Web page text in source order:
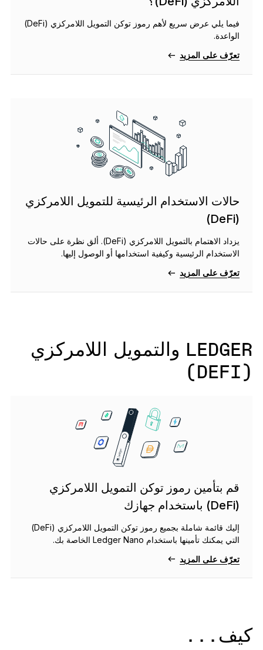
فيما يلي عرض سريع لأهم رموز توكن التمويل اللامركزي (DeFi)
الواعدة.
تعرّف على المزيد
حالات الاستخدام الرئيسية للتمويل اللامركزي
(DeFi)
يزداد الاهتمام بالتمويل اللامركزي (DeFi). ألق نظرة على حالات
الاستخدام الرئيسية وكيفية استخدامها أو الوصول إليها.
تعرّف على المزيد
LEDGER والتمويل اللامركزي
(DEFI)
قم بتأمين رموز توكن التمويل اللامركزي
(DeFi) باستخدام جهازك
إليك قائمة شاملة بجميع رموز توكن التمويل اللامركزي (DeFi)
التي يمكنك تأمينها باستخدام Ledger Nano الخاصة بك.
تعرّف على المزيد
كيف...